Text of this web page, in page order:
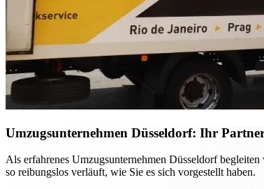
Umzugsunternehmen Düsseldorf: Ihr
Als erfahrenes Umzugsunternehmen Düsseldorf
so reibungslos verläuft, wie Sie es sich vorgestellt haben.